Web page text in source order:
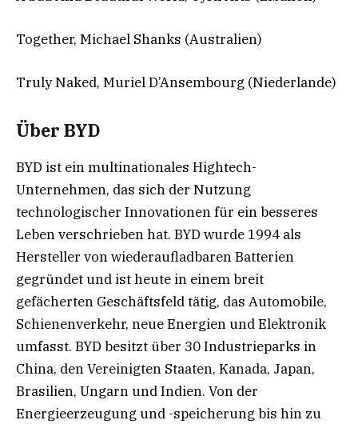
Together, Michael Shanks (Australien)
Truly Naked, Muriel D’Ansembourg (Niederlande)
Über BYD
BYD ist ein multinationales Hightech-
Unternehmen, das sich der Nutzung
technologischer Innovationen für ein besseres
Leben verschrieben hat. BYD wurde 1994 als
Hersteller von wiederaufladbaren Batterien
gegründet und ist heute in einem breit
gefächerten Geschäftsfeld tätig, das Automobile,
Schienenverkehr, neue Energien und Elektronik
umfasst. BYD besitzt über 30 Industrieparks in
China, den Vereinigten Staaten, Kanada, Japan,
Brasilien, Ungarn und Indien. Von der
Energieerzeugung und -speicherung bis hin zu